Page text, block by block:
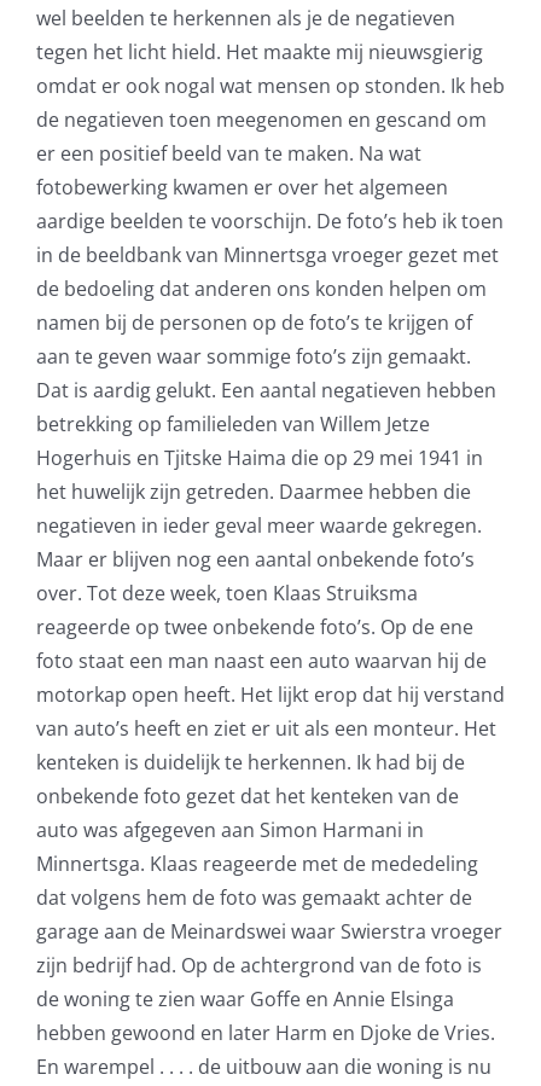
wel beelden te herkennen als je de negatieven
tegen het licht hield. Het maakte mij nieuwsgierig
omdat er ook nogal wat mensen op stonden. Ik heb
de negatieven toen meegenomen en gescand om
er een positief beeld van te maken. Na wat
fotobewerking kwamen er over het algemeen
aardige beelden te voorschijn. De foto’s heb ik toen
in de beeldbank van Minnertsga vroeger gezet met
de bedoeling dat anderen ons konden helpen om
namen bij de personen op de foto’s te krijgen of
aan te geven waar sommige foto’s zijn gemaakt.
Dat is aardig gelukt. Een aantal negatieven hebben
betrekking op familieleden van Willem Jetze
Hogerhuis en Tjitske Haima die op 29 mei 1941 in
het huwelijk zijn getreden. Daarmee hebben die
negatieven in ieder geval meer waarde gekregen.
Maar er blijven nog een aantal onbekende foto’s
over. Tot deze week, toen Klaas Struiksma
reageerde op twee onbekende foto’s. Op de ene
foto staat een man naast een auto waarvan hij de
motorkap open heeft. Het lijkt erop dat hij verstand
van auto’s heeft en ziet er uit als een monteur. Het
kenteken is duidelijk te herkennen. Ik had bij de
onbekende foto gezet dat het kenteken van de
auto was afgegeven aan Simon Harmani in
Minnertsga. Klaas reageerde met de mededeling
dat volgens hem de foto was gemaakt achter de
garage aan de Meinardswei waar Swierstra vroeger
zijn bedrijf had. Op de achtergrond van de foto is
de woning te zien waar Goffe en Annie Elsinga
hebben gewoond en later Harm en Djoke de Vries.
En warempel . . . . de uitbouw aan die woning is nu